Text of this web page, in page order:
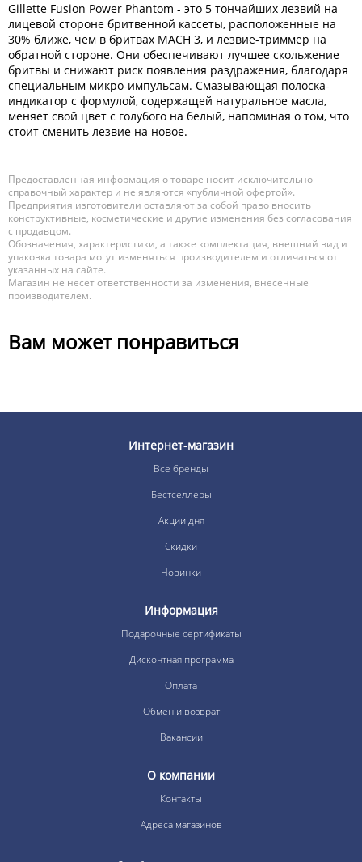
Gillette Fusion Power Phantom - это 5 тончайших лезвий на
лицевой стороне бритвенной кассеты, расположенные на
30% ближе, чем в бритвах MACH 3, и лезвие-триммер на
обратной стороне. Они обеспечивают лучшее скольжение
бритвы и снижают риск появления раздражения, благодаря
специальным микро-импульсам. Смазывающая полоска-
индикатор с формулой, содержащей натуральное масла,
меняет свой цвет с голубого на белый, напоминая о том, что
стоит сменить лезвие на новое.
Предоставленная информация о товаре носит исключительно
справочный характер и не являются «публичной офертой».
Предприятия изготовители оставляют за собой право вносить
конструктивные, косметические и другие изменения без согласования
с продавцом.
Обозначения, характеристики, а также комплектация, внешний вид и
упаковка товара могут изменяться производителем и отличаться от
указанных на сайте.
Магазин не несет ответственности за изменения, внесенные
производителем.
Вам может понравиться
Интернет-магазин
Все бренды
Бестселлеры
Акции дня
Скидки
Новинки
Информация
Подарочные сертификаты
Дисконтная программа
Оплата
Обмен и возврат
Вакансии
О компании
Контакты
Адреса магазинов